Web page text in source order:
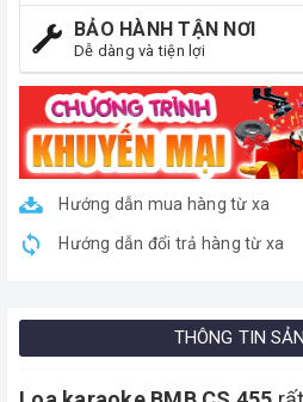
BẢO HÀNH TẬN NƠI
Dễ dàng và tiện lợi
Hướng dẫn mua hàng từ xa
Hướng dẫn đổi trả hàng từ xa
THÔNG TIN